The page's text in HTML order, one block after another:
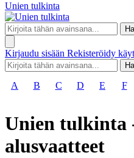
Unien tulkinta
Kirjaudu sisään Rekisteröidy
A B C D E F
Unien
alusvaatteet